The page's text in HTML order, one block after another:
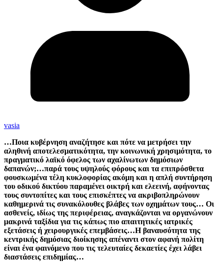
vasia
…Ποια κυβέρνηση αναζήτησε και πότε να μετρήσει την
αληθινή αποτελεσματικότητα, την κοινωνική χρησιμότητα, το
πραγματικό λαϊκό όφελος των αχαλίνωτων δημόσιων
δαπανών;…παρά τους υψηλούς φόρους και τα επιπρόσθετα
φουσκωμένα τέλη κυκλοφορίας ακόμη και η απλή συντήρηση
του οδικού δικτύου παραμένει οικτρή και ελεεινή, αφήνοντας
τους συντοπίτες και τους επισκέπτες να ακριβοπληρώνουν
καθημερινά τις συνακόλουθες βλάβες των οχημάτων τους… Οι
ασθενείς, ιδίως της περιφέρειας, αναγκάζονται να οργανώνουν
μακρινά ταξίδια για τις κάπως πιο απαιτητικές ιατρικές
εξετάσεις ή χειρουργικές επεμβάσεις…Η βαναυσότητα της
κεντρικής δημόσιας διοίκησης απέναντι στον αφανή πολίτη
είναι ένα φαινόμενο που τις τελευταίες δεκαετίες έχει λάβει
διαστάσεις επιδημίας…